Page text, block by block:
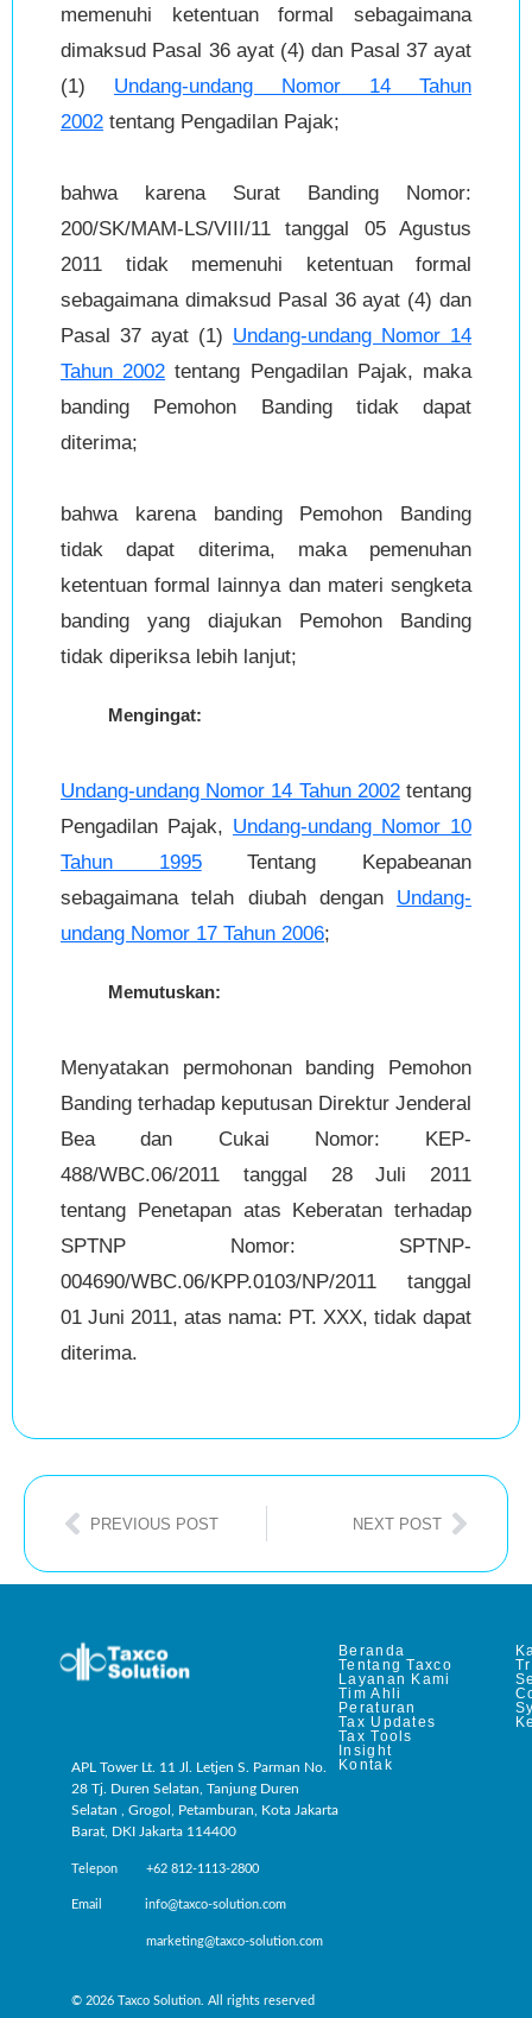
memenuhi ketentuan formal sebagaimana
dimaksud Pasal 36 ayat (4) dan Pasal 37 ayat
(1) Undang-undang Nomor 14 Tahun
2002 tentang Pengadilan Pajak;
bahwa karena Surat Banding Nomor:
200/SK/MAM-LS/VIII/11 tanggal 05 Agustus
2011 tidak memenuhi ketentuan formal
sebagaimana dimaksud Pasal 36 ayat (4) dan
Pasal 37 ayat (1) Undang-undang Nomor 14
Tahun 2002 tentang Pengadilan Pajak, maka
banding Pemohon Banding tidak dapat
diterima;
bahwa karena banding Pemohon Banding
tidak dapat diterima, maka pemenuhan
ketentuan formal lainnya dan materi sengketa
banding yang diajukan Pemohon Banding
tidak diperiksa lebih lanjut;
Mengingat:
Undang-undang Nomor 14 Tahun 2002tentang
Pengadilan Pajak, Undang-undang Nomor 10
Tahun 1995Tentang Kepabeanan
sebagaimana telah diubah dengan Undang-
undang Nomor 17 Tahun 2006;
Memutuskan:
Menyatakan permohonan banding Pemohon
Banding terhadap keputusan Direktur Jenderal
Bea dan Cukai Nomor: KEP-
488/WBC.06/2011 tanggal 28 Juli 2011
tentang Penetapan atas Keberatan terhadap
SPTNP Nomor: SPTNP-
004690/WBC.06/KPP.0103/NP/2011 tanggal
01 Juni 2011, atas nama: PT. XXX, tidak dapat
diterima.
PREVIOUS POST NEXT POST
APL Tower Lt. 11 Jl. Letjen S. Parman No.
28 Tj. Duren Selatan, Tanjung Duren
Selatan , Grogol, Petamburan, Kota Jakarta
Barat, DKI Jakarta 114400
Telepon +62 812-1113-2800
Email info@taxco-solution.com
marketing@taxco-solution.com
© 2026 Taxco Solution. All rights reserved
Beranda
Tentang Taxco
Layanan Kami
Tim Ahli
Peraturan
Tax Updates
Tax Tools
Insight
Kontak